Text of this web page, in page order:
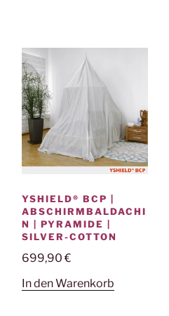
YSHIELD® BCP |
ABSCHIRMBALDACHI
N | PYRAMIDE |
SILVER-COTTON
699,90€
In den Warenkorb